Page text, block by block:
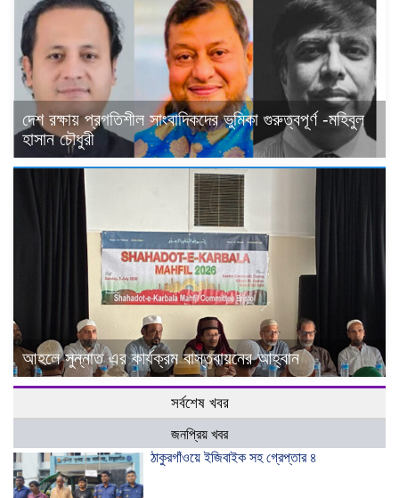
দেশ রক্ষায় প্রগতিশীল সাংবাদিকদের ভুমিকা গুরুত্বপূর্ণ -মহিবুল
হাসান চৌধুরী
আহলে সুন্নাত এর কার্যক্রম বাস্তবায়নের আহ্বান
সর্বশেষ খবর
জনপ্রিয় খবর
ঠাকুরগাঁওয়ে ইজিবাইক সহ গ্রেপ্তার ৪